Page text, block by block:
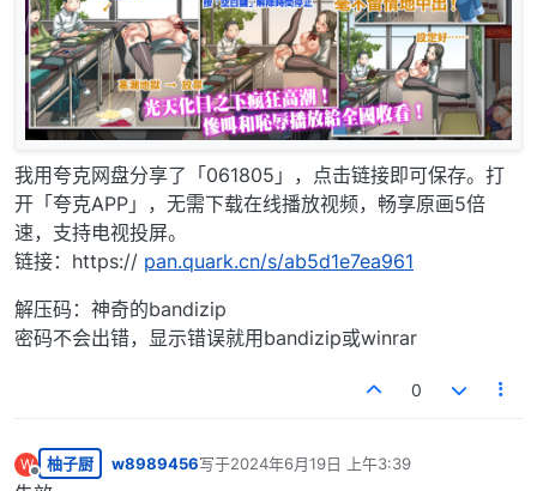
我用夸克网盘分享了「061805」，点击链接即可保存。打
开「夸克APP」，无需下载在线播放视频，畅享原画5倍
速，支持电视投屏。
链接：https:// pan.quark.cn/s/ab5d1e7ea961
解压码：神奇的bandizip
密码不会出错，显示错误就用bandizip或winrar
0
W
离线
柚子厨 w8989456写于2024年6月19日 上午3:39
最后由 编辑